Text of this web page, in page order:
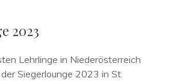
2023
Lehrlinge in Niederösterreich
Siegerlounge 2023 in St.